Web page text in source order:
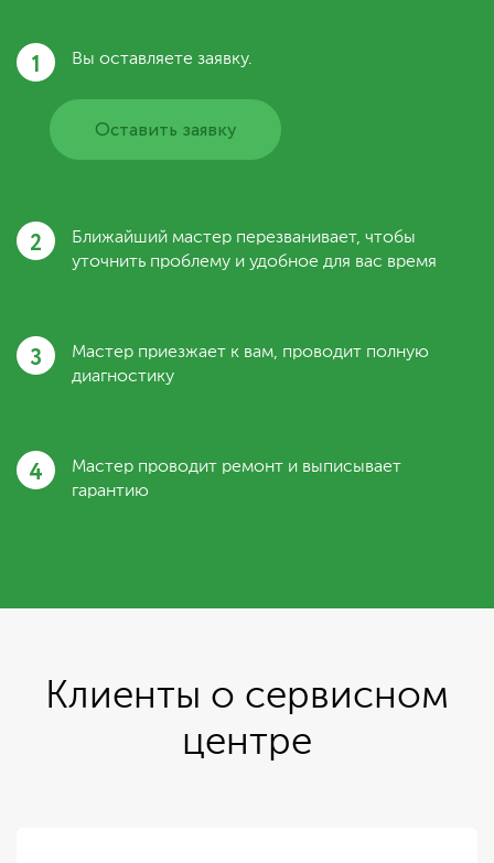
1 Вы оставляете заявку.
Оставить заявку
2
Ближайший мастер перезванивает, чтобы
уточнить проблему и удобное для вас время
3
Мастер приезжает к вам, проводит полную
диагностику
4
Мастер проводит ремонт и выписывает
гарантию
Клиенты о сервисном
центре